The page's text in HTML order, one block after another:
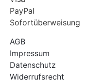
PayPal
Sofortüberweisung
AGB
Impressum
Datenschutz
Widerrufsrecht